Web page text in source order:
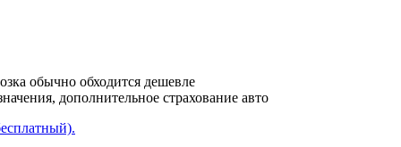
обычно обходится дешевле
дополнительное страхование авто